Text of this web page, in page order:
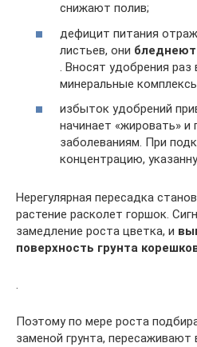
снижают полив;
дефицит питания
листьев, они бледнеют
. Вносят удобрения
минеральные
избыток удобрений
начинает «жировать» и
заболеваниям. При
концентрацию,
Нерегулярная пересадка
растение расколет горшок.
замедление роста цветка, и
поверхность грунта
.
Поэтому по мере роста
заменой грунта, пересаживают